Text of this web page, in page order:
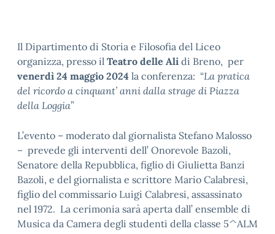
Il Dipartimento di Storia e Filosofia del Liceo
organizza, presso il Teatro delle Ali di Breno, per
venerdì 24 maggio 2024 la conferenza: “La pratica
del ricordo a cinquant’ anni dalla strage di Piazza
della Loggia”
L’evento – moderato dal giornalista Stefano Malosso
– prevede gli interventi dell’ Onorevole Bazoli,
Senatore della Repubblica, figlio di Giulietta Banzi
Bazoli, e del giornalista e scrittore Mario Calabresi,
figlio del commissario Luigi Calabresi, assassinato
nel 1972. La cerimonia sarà aperta dall’ ensemble di
Musica da Camera degli studenti della classe 5^ALM